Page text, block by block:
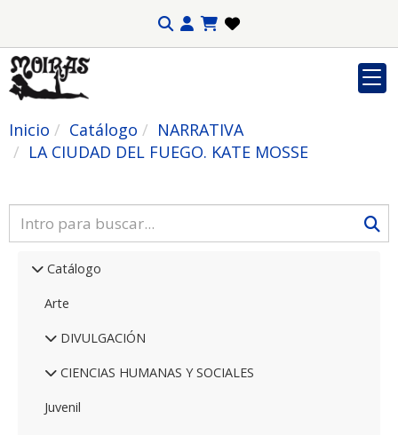
Inicio Catálogo
NARRATIVA
LA CIUDAD DEL FUEGO. KATE MOSSE
Catálogo
Arte
DIVULGACIÓN
CIENCIAS HUMANAS Y SOCIALES
Juvenil